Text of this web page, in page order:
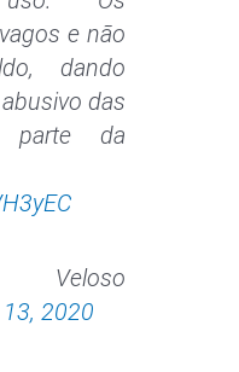
e não
dando
das
parte da
Veloso
2020